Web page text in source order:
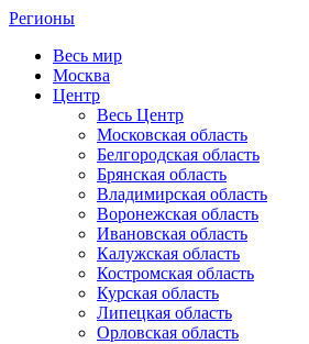
Регионы
Весь мир
Москва
Центр
Весь Центр
Московская область
Белгородская область
Брянская область
Владимирская область
Воронежская область
Ивановская область
Калужская область
Костромская область
Курская область
Липецкая область
Орловская область